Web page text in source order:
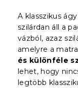
A klasszikus
szilárdan áll a
vázból, azaz
amelyre a
és különféle
lehet, hogy
legtöbb